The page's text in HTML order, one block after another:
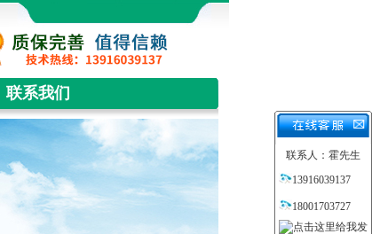
联系我们
联系人：霍先生
13916039137
18001703727